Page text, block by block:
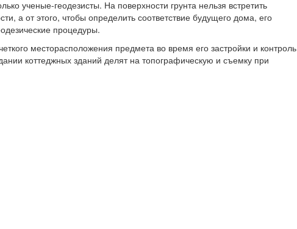
ученые-геодезисты. На поверхности грунта нельзя встретить
а от этого, чтобы определить соответствие будущего дома, его
процедуры.
месторасположения предмета во время его застройки и контроль
коттеджных зданий делят на топографическую и съемку при